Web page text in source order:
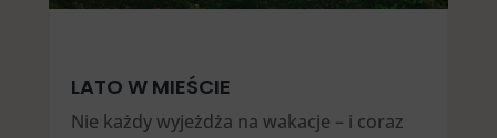
LATO W MIEŚCIE
Nie każdy wyjeżdża na wakacje – i coraz